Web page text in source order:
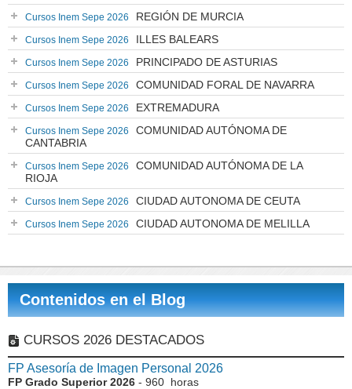
Cursos Inem Sepe 2026 REGIÓN DE MURCIA
Cursos Inem Sepe 2026 ILLES BALEARS
Cursos Inem Sepe 2026 PRINCIPADO DE ASTURIAS
Cursos Inem Sepe 2026 COMUNIDAD FORAL DE NAVARRA
Cursos Inem Sepe 2026 EXTREMADURA
Cursos Inem Sepe 2026
COMUNIDAD AUTÓNOMA DE
CANTABRIA
Cursos Inem Sepe 2026
COMUNIDAD AUTÓNOMA DE LA
RIOJA
Cursos Inem Sepe 2026 CIUDAD AUTONOMA DE CEUTA
Cursos Inem Sepe 2026 CIUDAD AUTONOMA DE MELILLA
Contenidos en el Blog
CURSOS 2026 DESTACADOS
FP Asesoría de Imagen Personal 2026
FP Grado Superior 2026 - 960 horas